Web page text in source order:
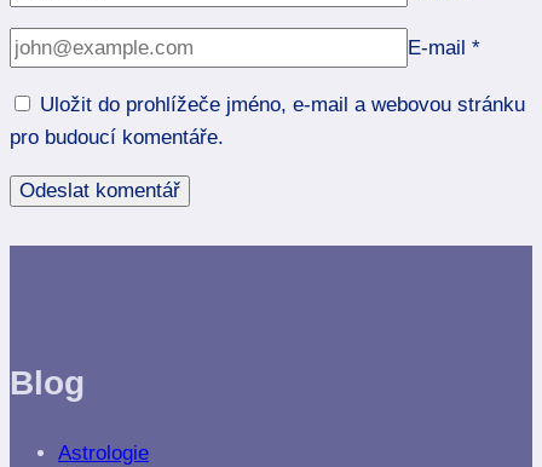
E-mail *
Uložit do prohlížeče jméno, e-mail a webovou stránku
pro budoucí komentáře.
Blog
Astrologie